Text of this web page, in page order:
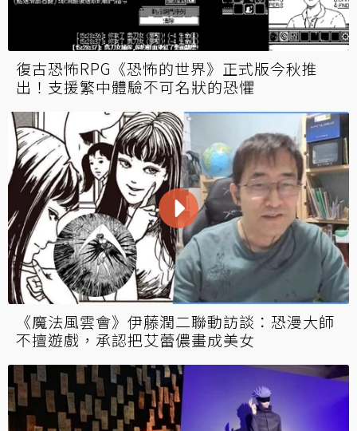
復古恐怖RPG《恐怖的世界》正式版今秋推
出！支援繁中體驗不可名狀的恐懼
《魔法風雲會》伊藤潤二聯動訪談：恐漫大師
不擅遊戲，承認把艾蕾儂畫成美女